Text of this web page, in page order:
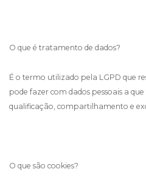
O que é tratamento de dados?
É o termo utilizado pela LGPD que
pode fazer com dados pessoais a
qualificação, compartilhamento e
O que são cookies?